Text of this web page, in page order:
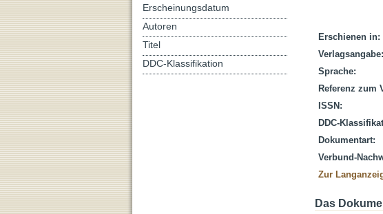
Erschienen in:
Verlagsangabe:
Sprache:
Referenz zum
ISSN:
DDC-
Dokumentart:
Verbund-
Zur
Das
Erscheinungsdatum
Autoren
Titel
DDC-Klassifikation